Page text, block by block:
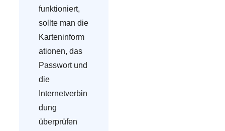
funktioniert,
sollte man die
Karteninform
ationen, das
Passwort und
die
Internetverbin
dung
überprüfen